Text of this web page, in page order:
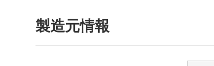
製造元情報